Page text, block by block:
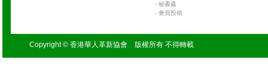
- 秘書處
- 會員投稿
Copyright © 香港華人革新協會 版權所有 不得轉載